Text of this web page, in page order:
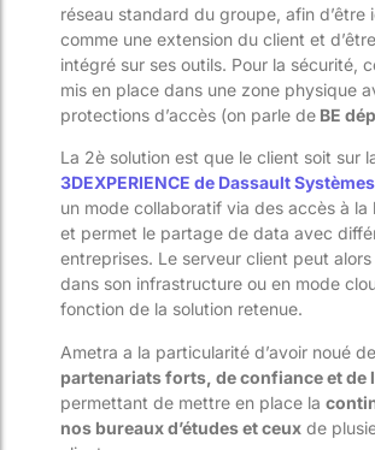
réseau standard du groupe, afin d’être
comme une extension du client et
intégré sur ses outils. Pour la sécurité,
mis en place dans une zone physique
protections d’accès (on parle de BE
La 2è solution est que le client soit sur
3DEXPERIENCE de Dassault Systèmes
un mode collaboratif via des accès à la
et permet le partage de data avec
entreprises. Le serveur client peut
dans son infrastructure ou en mode
fonction de la solution retenue.
Ametra a la particularité d’avoir noué
partenariats forts, de confiance et de
permettant de mettre en place la
nos bureaux d’études et ceux de